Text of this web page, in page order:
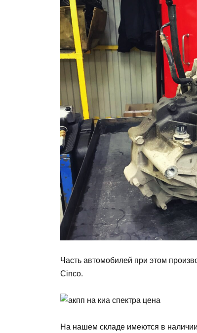
Часть автомобилей при этом
Cinco.
На нашем складе имеются в